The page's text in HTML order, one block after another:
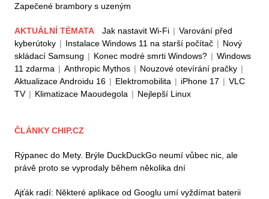
Zapečené brambory s uzeným
AKTUÁLNÍ TÉMATA Jak nastavit Wi-Fi | Varování před
kyberútoky | Instalace Windows 11 na starší počítač | Nový
skládací Samsung | Konec modré smrti Windows? | Windows
11 zdarma | Anthropic Mythos | Nouzové otevírání pračky |
Aktualizace Androidu 16 | Elektromobilita | iPhone 17 | VLC
TV | Klimatizace Maoudegola | Nejlepší Linux
ČLÁNKY CHIP.CZ
Rýpanec do Mety. Brýle DuckDuckGo neumí vůbec nic, ale
právě proto se vyprodaly během několika dní
Ajťák radí: Některé aplikace od Googlu umí vyždímat baterii